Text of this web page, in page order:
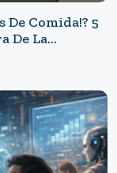
De Comida!? 5
De La